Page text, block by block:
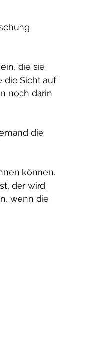
die sie
die Sicht auf
noch darin
die
können.
der wird
wenn die